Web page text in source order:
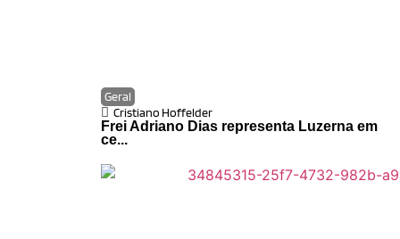
Geral
Cristiano Hoffelder
Frei Adriano Dias representa Luzerna em
ce...